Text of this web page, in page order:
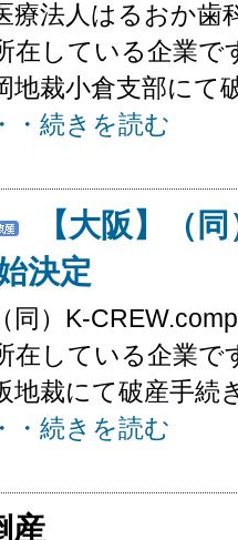
療法人はるおか
在している企業
地裁小倉支部にて
・続きを読む
【大阪】（
決定
同）K-
在している企業
地裁にて破産手続
・続きを読む